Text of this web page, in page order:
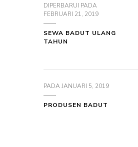
DIPERBARUI PADA
FEBRUARI 21, 2019
SEWA BADUT ULANG
TAHUN
PADAJANUARI 5, 2019
PRODUSEN BADUT